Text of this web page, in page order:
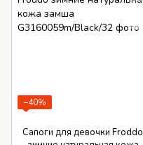
−40%
Сапоги для девочки Froddo